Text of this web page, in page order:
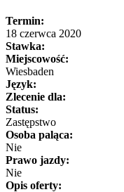
Termin:
18 czerwca 2020
Stawka:
Miejscowość:
Wiesbaden
Język:
Zlecenie dla:
Status:
Zastępstwo
Osoba paląca:
Nie
Prawo jazdy:
Nie
Opis oferty: